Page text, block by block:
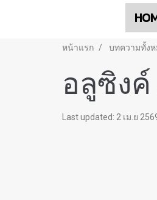
หน้าแรก บทความทั้ง
อลูซิงค์
Last updated: 2 เม.ย